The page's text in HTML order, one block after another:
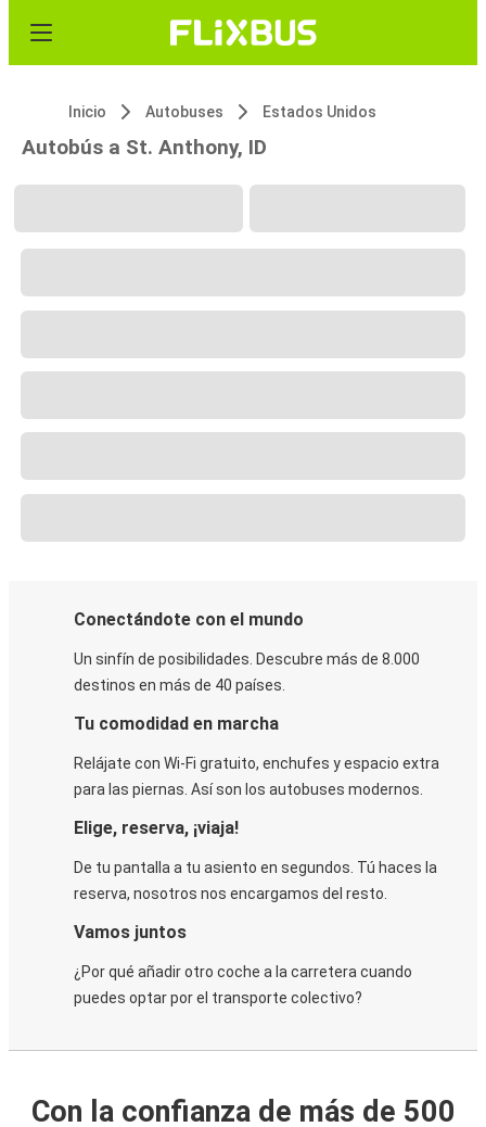
Inicio Autobuses Estados Unidos
Autobús a St. Anthony, ID
Conectándote con el mundo
Un sinfín de posibilidades. Descubre más de 8.000
destinos en más de 40 países.
Tu comodidad en marcha
Relájate con Wi-Fi gratuito, enchufes y espacio extra
para las piernas. Así son los autobuses modernos.
Elige, reserva, ¡viaja!
De tu pantalla a tu asiento en segundos. Tú haces la
reserva, nosotros nos encargamos del resto.
Vamos juntos
¿Por qué añadir otro coche a la carretera cuando
puedes optar por el transporte colectivo?
Con la confianza de más de 500